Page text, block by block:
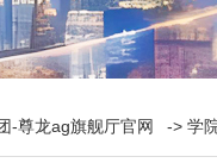
-尊龙ag旗舰厅官网 -> 学